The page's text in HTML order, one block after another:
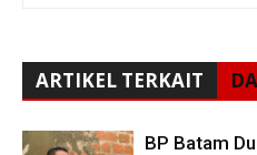
ARTIKEL TERKAIT
BP Batam